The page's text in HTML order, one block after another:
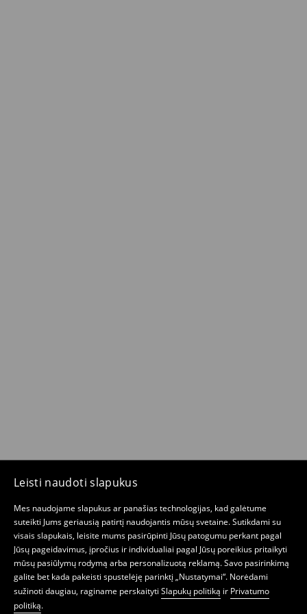
Leisti naudoti slapukus
Mes naudojame slapukus ar panašias technologijas, kad galėtume
suteikti Jums geriausią patirtį naudojantis mūsų svetaine. Sutikdami su
visais slapukais, leisite mums pasirūpinti Jūsų patogumu perkant pagal
Jūsų pageidavimus, įpročius ir individualiai pagal Jūsų poreikius pritaikyti
mūsų pasiūlymų rodymą arba personalizuotą reklamą. Savo pasirinkimą
galite bet kada pakeisti spustelėję parinktį „Nustatymai“. Norėdami
sužinoti daugiau, raginame perskaityti Slapukų politiką ir Privatumo
politiką.